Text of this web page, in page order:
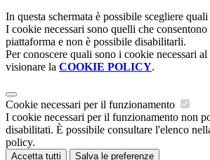
In questa schermata è possibile scegliere
I cookie necessari sono quelli che
piattaforma e non è possibile disabilitarli.
Per conoscere quali sono i cookie necessari
visionare la COOKIE POLICY.
Cookie necessari per il funzionamento
I cookie necessari per il funzionamento non
disabilitati. È possibile consultare l'elenco
policy.
Accetta tutti Salva le preferenze